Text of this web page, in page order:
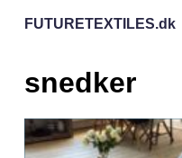
FUTURETEXTILES.dk
snedker